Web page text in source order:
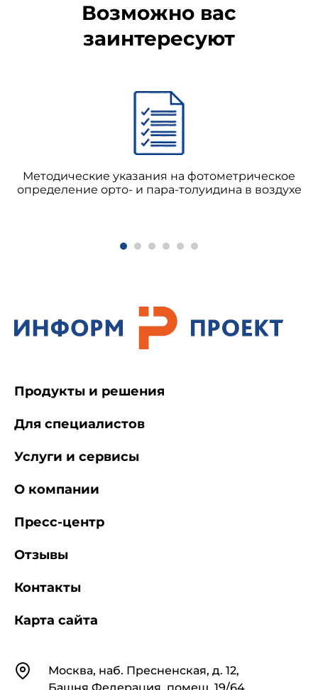
Возможно вас
заинтересуют
Методические указания на фотометрическое
определение орто- и пара-толуидина в воздухе
КонтактыМосква, наб. Пресненская, д. 12,
Продукты и решения
Для специалистов
Услуги и сервисы
О компании
Пресс-центр
Отзывы
Контакты
Карта сайта